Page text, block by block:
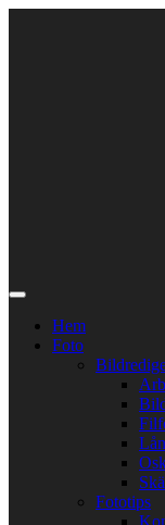
Hem
Foto
Fototips